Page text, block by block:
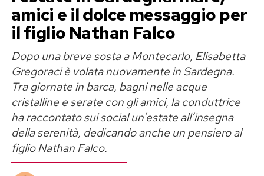
amici e il dolce messaggio per
il figlio Nathan Falco
Dopo una breve sosta a Montecarlo, Elisabetta
Gregoraci è volata nuovamente in Sardegna.
Tra giornate in barca, bagni nelle acque
cristalline e serate con gli amici, la conduttrice
ha raccontato sui social un’estate all’insegna
della serenità, dedicando anche un pensiero al
figlio Nathan Falco.